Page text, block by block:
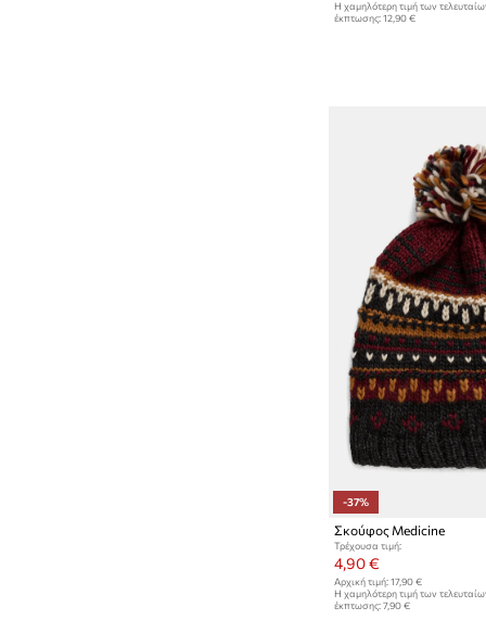
Η χαμηλότερη τιμή των
έκπτωσης: 12,90 €
-37%
Σκούφος Medicine
Τρέχουσα τιμή:
4,90 €
Αρχική τιμή: 17,90 €
Η χαμηλότερη τιμή των
έκπτωσης: 7,90 €